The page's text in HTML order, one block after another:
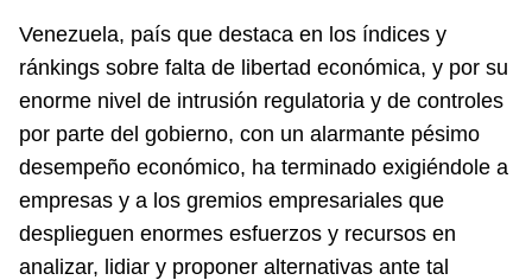
Venezuela, país que destaca en los índices y
ránkings sobre falta de libertad económica, y por su
enorme nivel de intrusión regulatoria y de controles
por parte del gobierno, con un alarmante pésimo
desempeño económico, ha terminado exigiéndole a
empresas y a los gremios empresariales que
desplieguen enormes esfuerzos y recursos en
analizar, lidiar y proponer alternativas ante tal